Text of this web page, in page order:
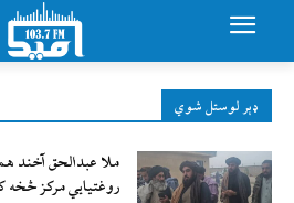
ډېر لوستل شوي
ملا عبدالحق آخند
روغتیایي مرکز څخه